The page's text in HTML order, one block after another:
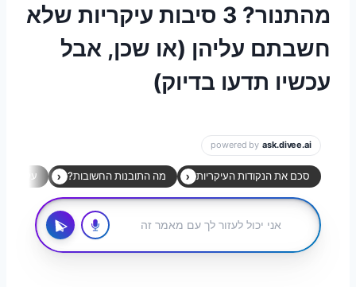
מהתנור? 3 סיבות עיקריות שלא
חשבתם עליהן (או שכן, אבל
עכשיו תדעו בדיוק)